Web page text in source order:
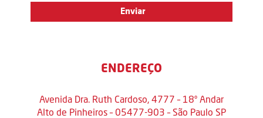
ENDEREÇO
Avenida Dra. Ruth Cardoso, 4777 – 18º Andar
Alto de Pinheiros – 05477-903 – São Paulo SP